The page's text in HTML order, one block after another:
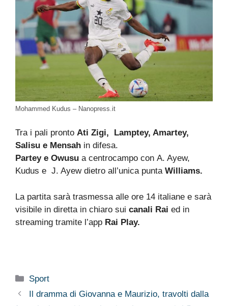
Mohammed Kudus – Nanopress.it
Tra i pali pronto Ati Zigi, Lamptey, Amartey,
Salisu e Mensah in difesa.
Partey e Owusu a centrocampo con A. Ayew,
Kudus e J. Ayew dietro all’unica punta Williams.
La partita sarà trasmessa alle ore 14 italiane e sarà
visibile in diretta in chiaro sui canali Rai ed in
streaming tramite l’app Rai Play.
Categorie
Sport
Il dramma di Giovanna e Maurizio, travolti dalla